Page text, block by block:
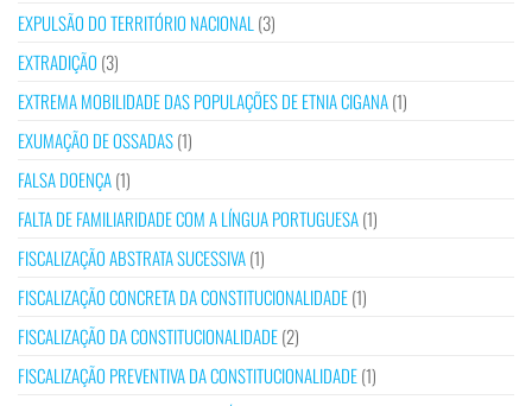
EXPULSÃO DO TERRITÓRIO NACIONAL(3)
EXTRADIÇÃO (3)
EXTREMA MOBILIDADE DAS POPULAÇÕES DE ETNIA CIGANA(1)
EXUMAÇÃO DE OSSADAS(1)
FALSA DOENÇA(1)
FALTA DE FAMILIARIDADE COM A LÍNGUA PORTUGUESA(1)
FISCALIZAÇÃO ABSTRATA SUCESSIVA(1)
FISCALIZAÇÃO CONCRETA DA CONSTITUCIONALIDADE(1)
FISCALIZAÇÃO DA CONSTITUCIONALIDADE(2)
FISCALIZAÇÃO PREVENTIVA DA CONSTITUCIONALIDADE(1)